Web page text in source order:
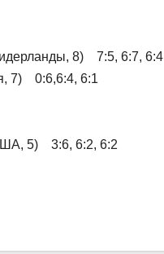
8) 7:5, 6:7, 6:4
7) 0:6,6:4, 6:1
5) 3:6, 6:2, 6:2